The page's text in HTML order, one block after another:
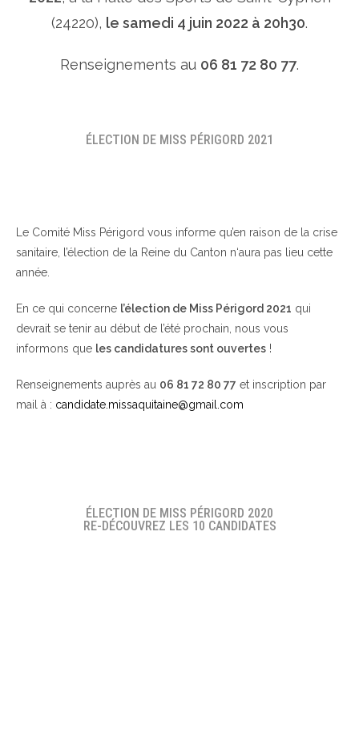
(24220), le samedi 4 juin 2022 à 20h30.
Renseignements au 06 81 72 80 77.
ÉLECTION DE MISS PÉRIGORD 2021
Le Comité Miss Périgord vous informe qu’en raison de la crise
sanitaire, l’élection de la Reine du Canton n‘aura pas lieu cette
année.
En ce qui concerne l’élection de Miss Périgord 2021 qui
devrait se tenir au début de l’été prochain, nous vous
informons que les candidatures sont ouvertes !
Renseignements auprès au 06 81 72 80 77 et inscription par
mail à : candidate.missaquitaine@gmail.com
ÉLECTION DE MISS PÉRIGORD 2020
RE-DÉCOUVREZ LES 10 CANDIDATES